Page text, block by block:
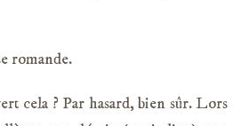
romande.
cela ? Par hasard, bien sûr. Lors